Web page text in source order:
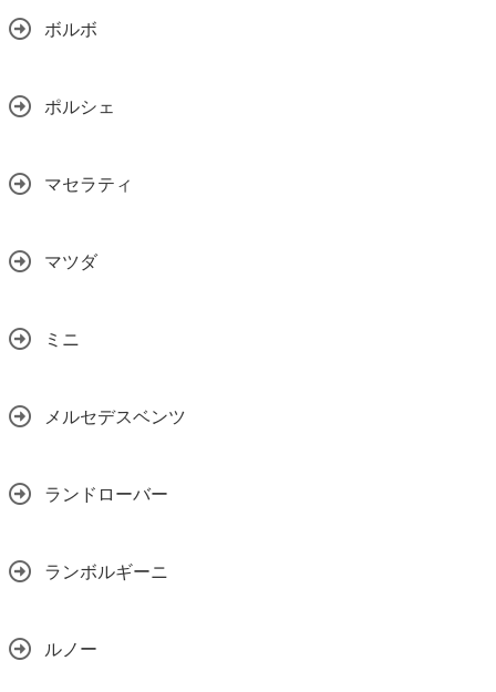
ボルボ
ポルシェ
マセラティ
マツダ
ミニ
メルセデスベンツ
ランドローバー
ランボルギーニ
ルノー